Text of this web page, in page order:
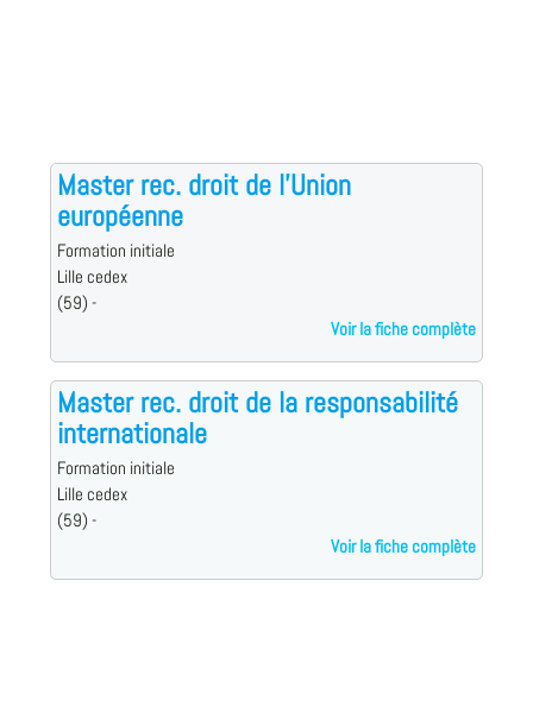
Master rec. droit de l'Union
européenne
Formation initiale
Lille cedex
(59) -
Voir la fiche complète
Master rec. droit de la responsabilité
internationale
Formation initiale
Lille cedex
(59) -
Voir la fiche complète